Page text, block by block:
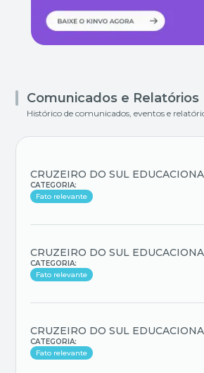
Comunicados e Relatórios
Histórico de comunicados, eventos e
CRUZEIRO DO SUL
CATEGORIA:
Fato relevante
CRUZEIRO DO SUL
CATEGORIA:
Fato relevante
CRUZEIRO DO SUL
CATEGORIA:
Fato relevante